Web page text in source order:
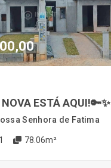
ESTÁ AQUI!🔑✨
Senhora de Fatima
1 78.06m²